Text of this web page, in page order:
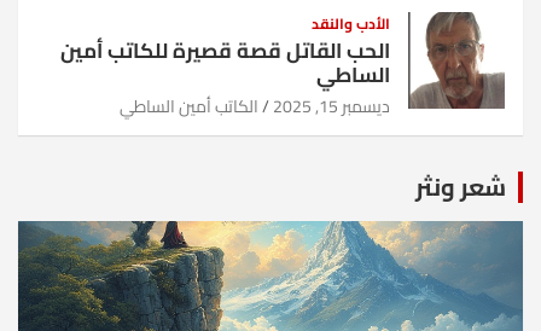
الأدب والنقد
الحب القاتل قصة قصيرة للكاتب أمين
الساطي
ديسمبر 15, 2025 الكاتب أمين الساطي
شعر ونثر